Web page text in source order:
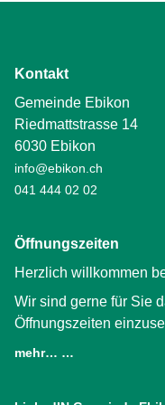
Kontakt
Gemeinde Ebikon
Riedmattstrasse 14
6030 Ebikon
info@ebikon.ch
041 444 02 02
Öffnungszeiten
Herzlich willkommen
Wir sind gerne für Sie
Öffnungszeiten
mehr… …